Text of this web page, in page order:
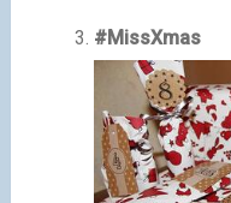
#MissXmas